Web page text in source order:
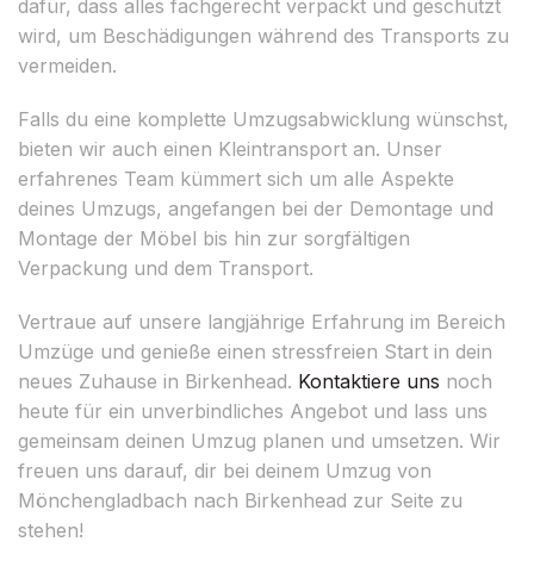
dafür, dass alles fachgerecht verpackt und geschützt
wird, um Beschädigungen während des Transports zu
vermeiden.
Falls du eine komplette Umzugsabwicklung wünschst,
bieten wir auch einen Kleintransport an. Unser
erfahrenes Team kümmert sich um alle Aspekte
deines Umzugs, angefangen bei der Demontage und
Montage der Möbel bis hin zur sorgfältigen
Verpackung und dem Transport.
Vertraue auf unsere langjährige Erfahrung im Bereich
Umzüge und genieße einen stressfreien Start in dein
neues Zuhause in Birkenhead. Kontaktiere uns noch
heute für ein unverbindliches Angebot und lass uns
gemeinsam deinen Umzug planen und umsetzen. Wir
freuen uns darauf, dir bei deinem Umzug von
Mönchengladbach nach Birkenhead zur Seite zu
stehen!